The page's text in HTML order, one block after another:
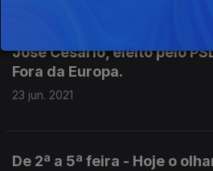
José Cesário, eleito pelo
Fora da Europa.
23 jun. 2021
De 2ª a 5ª feira - Hoje o